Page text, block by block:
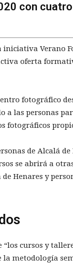
con
Verano
oferta
fotográfico
a las personas
fotográficos
de Alcalá de
se abrirá a
Henares y
cursos y
metodología